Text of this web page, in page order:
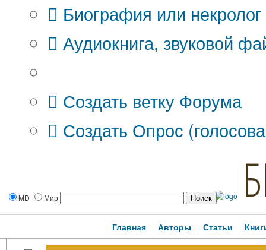
Биография или некролог
Аудиокнига, звуковой
Создать ветку Форума
Создать Опрос
MD Мир
Главная Авторы Статьи